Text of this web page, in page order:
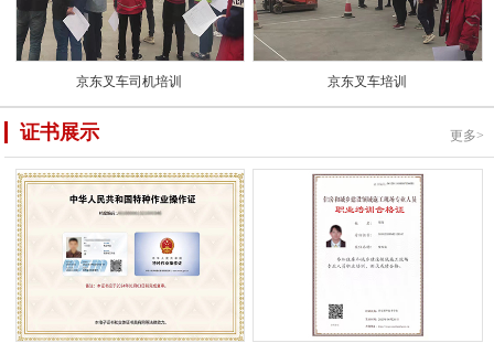
京东叉车司机培训 京东叉车培训
证书展示 更多>